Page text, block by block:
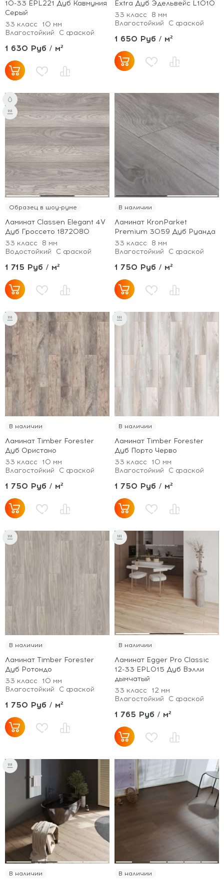
10-33 EPL221 Дуб Кавмуния
Серый
33 класс
10 мм
Влагостойкий
С фаской
1 630 Руб / м²
Extra Дуб Эдельвейс L1010
33 класс
8 мм
Влагостойкий
С фаской
1 650 Руб / м²
Образец в шоу-руме
Ламинат Classen Elegant 4V
Дуб Гроссето 1872080
33 класс
8 мм
Водостойкий
С фаской
1 715 Руб / м²
В наличии
Ламинат KronParket
Premium 3059 Дуб Руанда
33 класс
8 мм
Влагостойкий
С фаской
1 750 Руб / м²
В наличии
Ламинат Timber Forester
Дуб Ористано
33 класс
10 мм
Влагостойкий
С фаской
1 750 Руб / м²
В наличии
Ламинат Timber Forester
Дуб Порто Черво
33 класс
10 мм
Влагостойкий
С фаской
1 750 Руб / м²
В наличии
Ламинат Timber Forester
Дуб Ротондо
33 класс
10 мм
Влагостойкий
С фаской
1 750 Руб / м²
В наличии
Ламинат Egger Pro Classic
12-33 EPL015 Дуб Вэлли
дымчатый
33 класс
12 мм
Влагостойкий
С фаской
1 765 Руб / м²
В наличии В наличии